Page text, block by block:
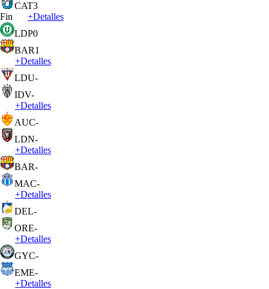
CAT3
Fin
+Detalles
LDP0
BAR1
+Detalles
LDU-
IDV-
+Detalles
AUC-
LDN-
+Detalles
BAR-
MAC-
+Detalles
DEL-
ORE-
+Detalles
GYC-
EME-
+Detalles